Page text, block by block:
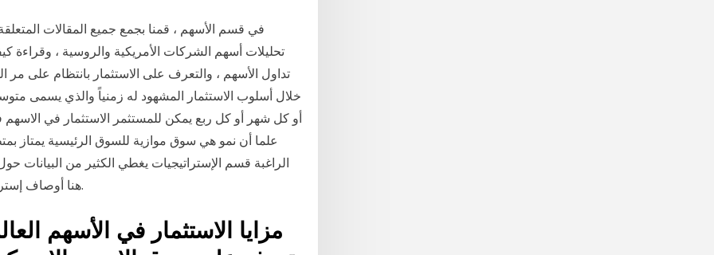
في قسم الأسهم ، قمنا بجمع جميع المقالات
تحليلات أسهم الشركات الأمريكية والروسية ، وقراءة
تداول الأسهم ، والتعرف على الاستثمار بانتظام على
خلال أسلوب الاستثمار المشهود له زمنياً والذي يسمى
أو كل شهر أو كل ربع يمكن للمستثمر الاستثمار في الاسهم
علما أن نمو هي سوق موازية للسوق الرئيسية يمتاز
الراغبة قسم الإستراتيجيات يغطي الكثير من
هنا أوصاف إستراتيجية وسيناريوهات محتملة لفتح / إغلاق المراكز.
مزايا الاستثمار في الأسهم